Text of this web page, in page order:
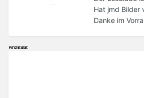
Hat jmd Bilder
Danke im